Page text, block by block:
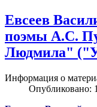
Евсеев
поэмы А.С.
Людмила"
Информация о
Опубликовано: